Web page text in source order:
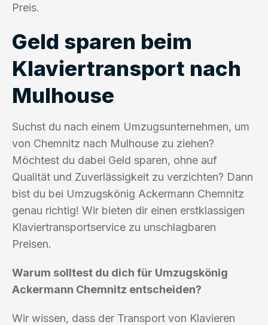
Preis.
Geld sparen beim
Klaviertransport nach
Mulhouse
Suchst du nach einem Umzugsunternehmen, um
von Chemnitz nach Mulhouse zu ziehen?
Möchtest du dabei Geld sparen, ohne auf
Qualität und Zuverlässigkeit zu verzichten? Dann
bist du bei Umzugskönig Ackermann Chemnitz
genau richtig! Wir bieten dir einen erstklassigen
Klaviertransportservice zu unschlagbaren
Preisen.
Warum solltest du dich für Umzugskönig
Ackermann Chemnitz entscheiden?
Wir wissen, dass der Transport von Klavieren